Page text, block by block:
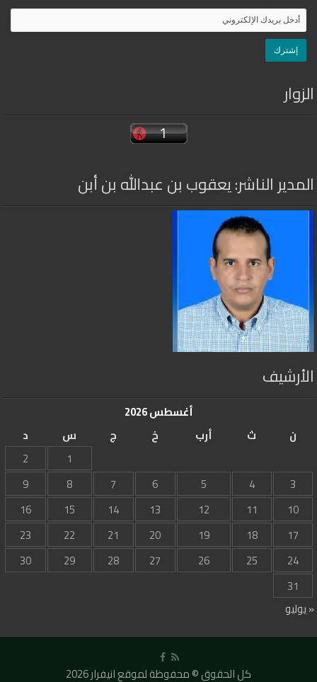
الزوار
المدير الناشر: يعقوب بن عبدالله بن أبن
الأرشيف
أغسطس 2026
ن
ث أرب خ ج س
د
1
2
3
4
5
6
7
8
9
10
11
12
13
14
15
16
17
18
19
20
21
22
23
24
25
26
27
28
29
30
31
« يوليو
كل الحقوق © محفوظة لموقع انيفرار 2026